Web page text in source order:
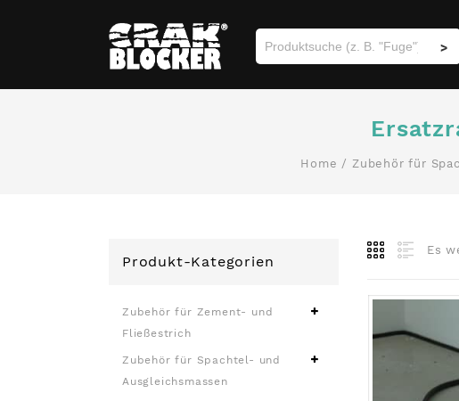
>
Home /Zubehör für
Es
Produkt-Kategorien
Zubehör für Zement- und
Fließestrich
Zubehör für Spachtel- und
Ausgleichsmassen